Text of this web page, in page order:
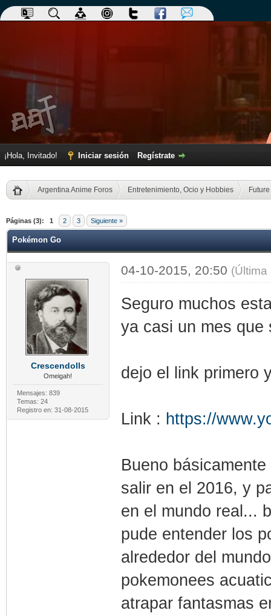
¡Hola, Invitado! Iniciar sesión Regístrate
Argentina Anime Foros Entretenimiento, Ocio y Hobbies
Páginas (3): 1 2 3 Siguiente »
Pokémon Go
Crescendolls
Omeigah!
Mensajes: 839
Temas: 24
Registro en: 31-08-2015
04-10-2015, 20:50
Seguro muchos
ya casi un mes que
dejo el link primero
Link : https://
Bueno
salir en el 2016, y
en el mundo real...
pude entender los
alrededor del
pokemonees
atrapar fantasmas